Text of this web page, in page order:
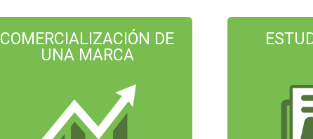
COMERCIALIZACIÓN DE
UNA MARCA